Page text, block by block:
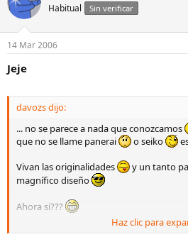
Habitual Sin verificar
14 Mar 2006
Jeje
davozs dijo:
... no se parece a nada que conozcamos
que no se llame panerai
o seiko
Vivan las originalidades
y un tanto
magnífico diseño
Ahora si???
Saludos
Haz clic para